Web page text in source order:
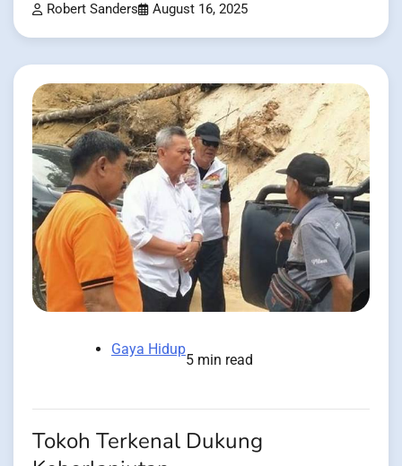
Robert Sanders August 16, 2025
Gaya Hidup
5 min read
Tokoh Terkenal Dukung